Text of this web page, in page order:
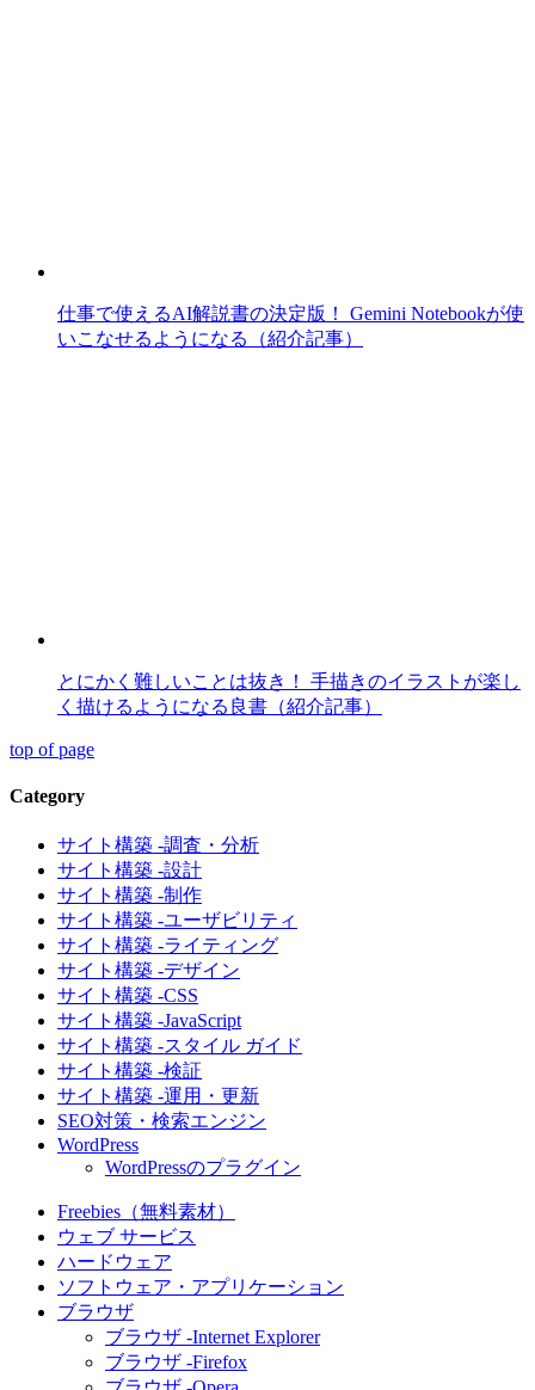
仕事で使えるAI解説書の決定版！ Gemini Notebookが使
いこなせるようになる（紹介記事）
とにかく難しいことは抜き！ 手描きのイラストが楽し
く描けるようになる良書（紹介記事）
top of page
Category
サイト構築 -調査・分析
サイト構築 -設計
サイト構築 -制作
サイト構築 -ユーザビリティ
サイト構築 -ライティング
サイト構築 -デザイン
サイト構築 -CSS
サイト構築 -JavaScript
サイト構築 -スタイル ガイド
サイト構築 -検証
サイト構築 -運用・更新
SEO対策・検索エンジン
WordPress
WordPressのプラグイン
Freebies（無料素材）
ウェブ サービス
ハードウェア
ソフトウェア・アプリケーション
ブラウザ
ブラウザ -Internet Explorer
ブラウザ -Firefox